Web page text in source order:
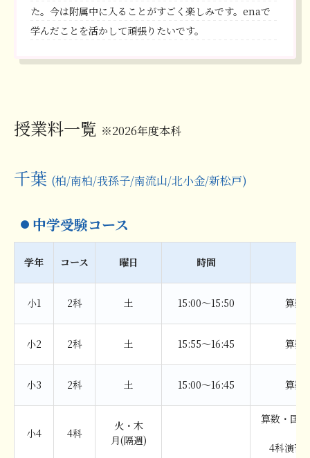
た。今は附属中に入ることがすごく楽しみです。enaで
学んだことを活かして頑張りたいです。
授業料一覧 ※2026年度本科
千葉 (柏/南柏/我孫子/南流山/北小金/新松戸)
中学受験コース
学年 コース 曜日 時間
小1 2科 土 15:00〜15:50 算数
小2 2科 土 15:55〜16:45 算数
小3 2科 土 15:00〜16:45 算数
小4 4科
火・木
月(隔週)
算数・国
4科演習(